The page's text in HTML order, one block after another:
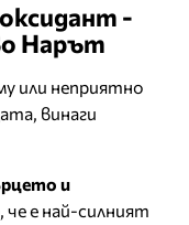
-
Нарът
или неприятно
винаги
и
че е най-силният